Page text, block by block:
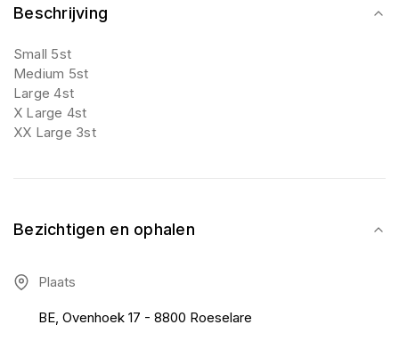
Beschrijving
Small 5st
Medium 5st
Large 4st
X Large 4st
XX Large 3st
Bezichtigen en ophalen
Plaats
BE, Ovenhoek 17 - 8800 Roeselare